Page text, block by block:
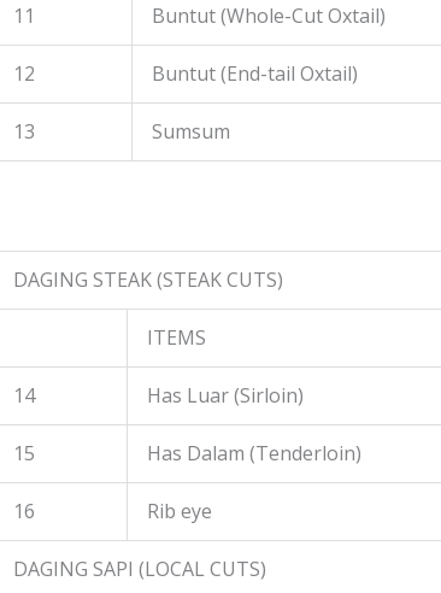
11 Buntut (Whole-Cut Oxtail)
12 Buntut (End-tail Oxtail)
13 Sumsum
DAGING STEAK (STEAK CUTS)
ITEMS
14 Has Luar (Sirloin)
15 Has Dalam (Tenderloin)
16 Rib eye
DAGING SAPI (LOCAL CUTS)